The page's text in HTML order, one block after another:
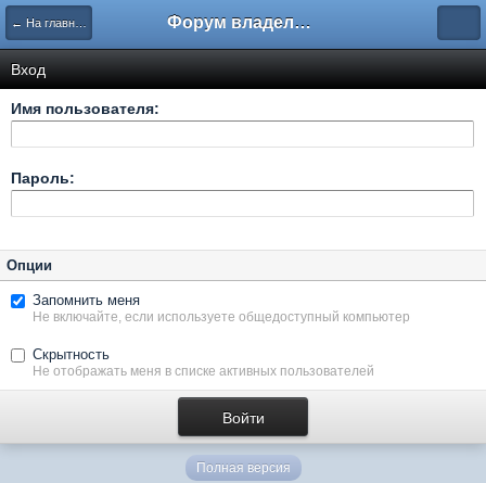
← На главную Форум владельцев интернет-магазинов
Вход
Имя пользователя:
Пароль:
Опции
Запомнить меня
Не включайте, если используете общедоступный компьютер
Скрытность
Не отображать меня в списке активных пользователей
Полная версия